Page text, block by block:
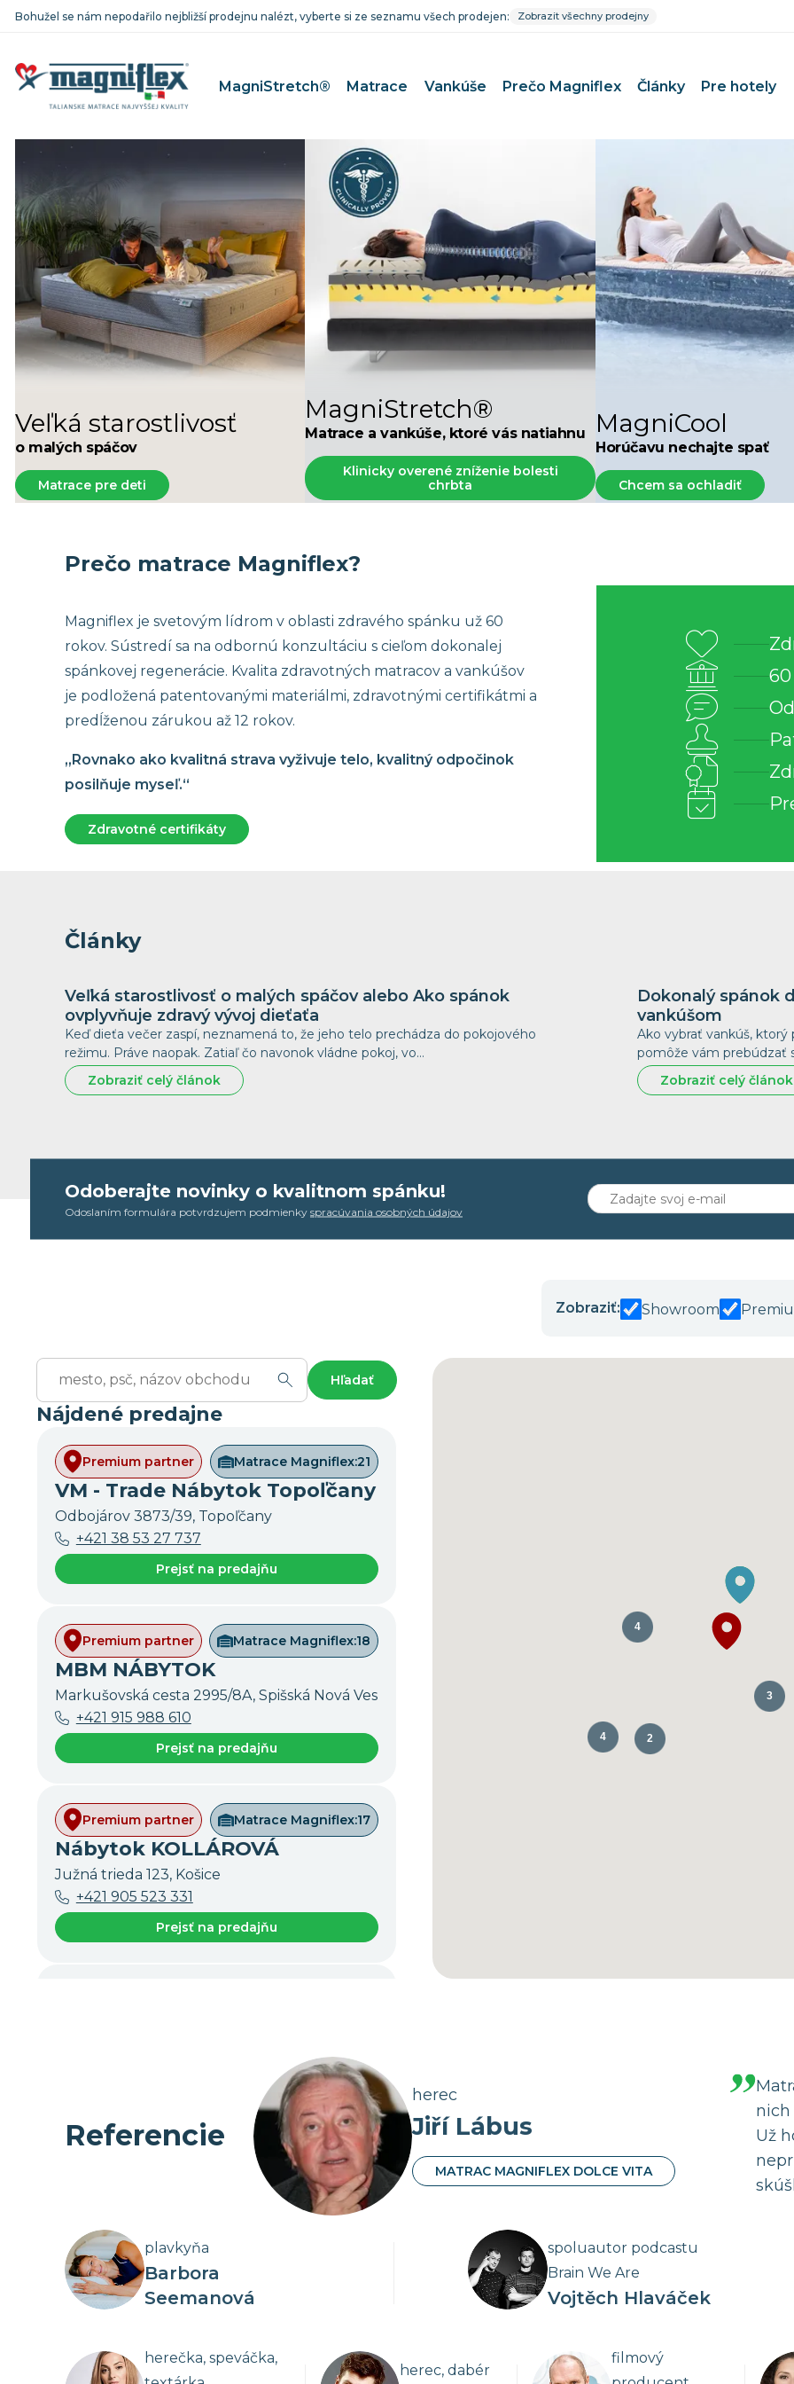
Bohužel se nám nepodařilo nejbližší prodejnu nalézt, vyberte si ze seznamu všech prodejen: Zobrazit všechny prodejny
MagniStretch® Matrace
MagniFico
MagniStretch®
Dolce Vita
MagniCool
Classico
Riposo
Baby Line
Matrace pre pár
Matrace pre deti
Matrace pre bábätko
Matrace pre športovcov
Matrace pre alergikov
Matrace pre seniorov
Matrace pri bolestiach chrbta
Uvoľnenie medzistavcových
Matrace pri Bechterevovej
Matrace pri artróze a
Pre dlhodobo pripútaných
Termoregulačné matrace
Prevencia a zdravie
Stredne tuhé matrace
Tuhé matrace
Matrace 195×85 cm
Matrace 180×200 cm
Akýkoľvek rozmer
Náhradné poťahy
Cenník
Vankúše Prečo Magniflex Články Pre hotely
Veľká starostlivosť
o malých spáčov
Matrace pre deti
MagniStretch®
Matrace a vankúše, ktoré vás natiahnu
Klinicky overené zníženie bolesti
chrbta
MagniCool
Horúčavu nechajte spať
Chcem sa ochladiť
Prečo matrace Magniflex?
Magniflex je svetovým lídrom v oblasti zdravého spánku už 60
rokov. Sústredí sa na odbornú konzultáciu s cieľom dokonalej
spánkovej regenerácie. Kvalita zdravotných matracov a vankúšov
je podložená patentovanými materiálmi, zdravotnými certifikátmi a
predĺženou zárukou až 12 rokov.
„Rovnako ako kvalitná strava vyživuje telo, kvalitný odpočinok
posilňuje myseľ.“
Zdravotné certifikáty
Články
Veľká starostlivosť o malých spáčov alebo Ako spánok
ovplyvňuje zdravý vývoj dieťaťa
Keď dieťa večer zaspí, neznamená to, že jeho telo prechádza do pokojového
režimu. Práve naopak. Zatiaľ čo navonok vládne pokoj, vo…
Zobraziť celý článok
Dokonalý spánok
vankúšom
Ako vybrať vankúš, ktorý
pomôže vám prebúdzať
Zobraziť celý článok
Odoberajte novinky o kvalitnom spánku!
Odoslaním formulára potvrdzujem podmienky spracúvania osobných údajov
Zobraziť: Showroom
Hľadať
Nájdené predajne
Premium partner Matrace Magniflex:21
VM - Trade Nábytok Topoľčany
Odbojárov 3873/39, Topoľčany
+421 38 53 27 737
Prejsť na predajňu
Premium partner Matrace Magniflex:18
MBM NÁBYTOK
Markušovská cesta 2995/8A, Spišská Nová Ves
+421 915 988 610
Prejsť na predajňu
Premium partner Matrace Magniflex:17
Nábytok KOLLÁROVÁ
Južná trieda 123, Košice
+421 905 523 331
Prejsť na predajňu
Prejsť na predajňu
Matrace Magniflex:15
Ul. 1. mája 1457/44, Púchov
+421 911 191 883
Premium partner Matrace Magniflex:14
4
3
4 2
Referencie
herec
Jiří Lábus
MATRAC MAGNIFLEX DOLCE VITA
nich
Už
plavkyňa
Barbora
Seemanová
spoluautor podcastu
Brain We Are
Vojtěch Hlaváček
herečka, speváčka,
herec, dabér
filmový